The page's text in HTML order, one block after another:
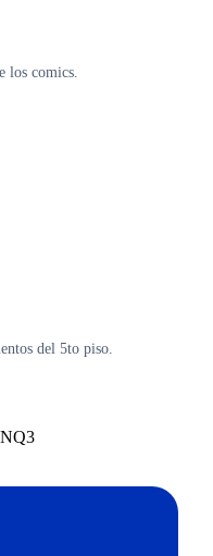
los comics.
del 5to piso.